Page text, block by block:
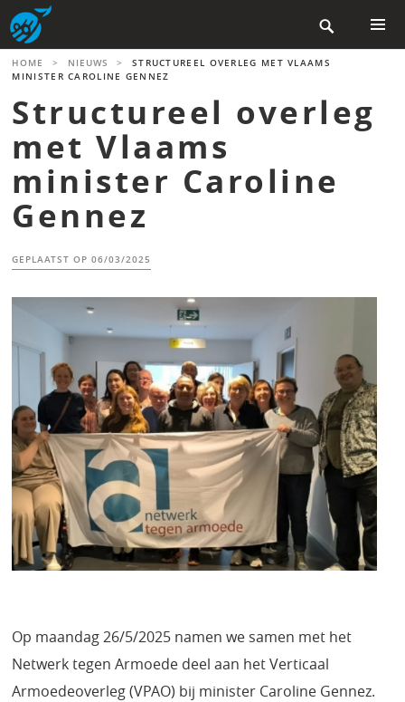
Skip
to
content

HOME > NIEUWS >
STRUCTUREEL OVERLEG MET VLAAMS
MINISTER CAROLINE GENNEZ
Structureel overleg
met Vlaams
minister Caroline
Gennez
GEPLAATST OP06/03/2025
Op maandag 26/5/2025 namen we samen met het
Netwerk tegen Armoede deel aan het Verticaal
Armoedeoverleg (VPAO) bij minister Caroline Gennez.